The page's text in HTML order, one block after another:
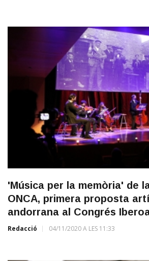
'Música per la memòria' de
ONCA, primera proposta
andorrana al Congrés
Redacció 04/11/2020 A LES 11:33